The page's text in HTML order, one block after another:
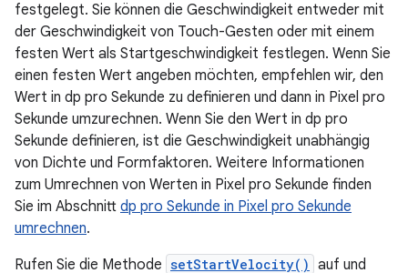
festgelegt. Sie können die Geschwindigkeit entweder mit
der Geschwindigkeit von Touch-Gesten oder mit einem
festen Wert als Startgeschwindigkeit festlegen. Wenn Sie
einen festen Wert angeben möchten, empfehlen wir, den
Wert in dp pro Sekunde zu definieren und dann in Pixel pro
Sekunde umzurechnen. Wenn Sie den Wert in dp pro
Sekunde definieren, ist die Geschwindigkeit unabhängig
von Dichte und Formfaktoren. Weitere Informationen
zum Umrechnen von Werten in Pixel pro Sekunde finden
Sie im Abschnitt dp pro Sekunde in Pixel pro Sekunde
umrechnen.
Rufen Sie die Methode setStartVelocity() auf und